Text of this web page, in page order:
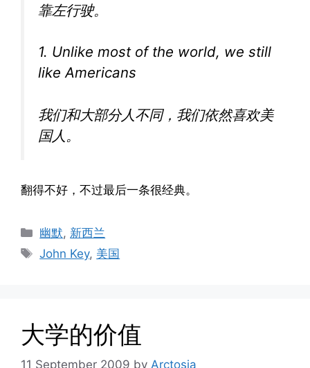
靠左行驶。
1. Unlike most of the world, we still
like Americans
我们和大部分人不同，我们依然喜欢美
国人。
翻得不好，不过最后一条很经典。
Categories
幽默, 新西兰
Tags
John Key, 美国
大学的价值
11 September 2009 by Arctosia